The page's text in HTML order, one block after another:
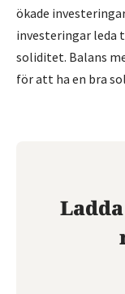
ökade
investeringar leda
soliditet. Balans
för att ha en bra